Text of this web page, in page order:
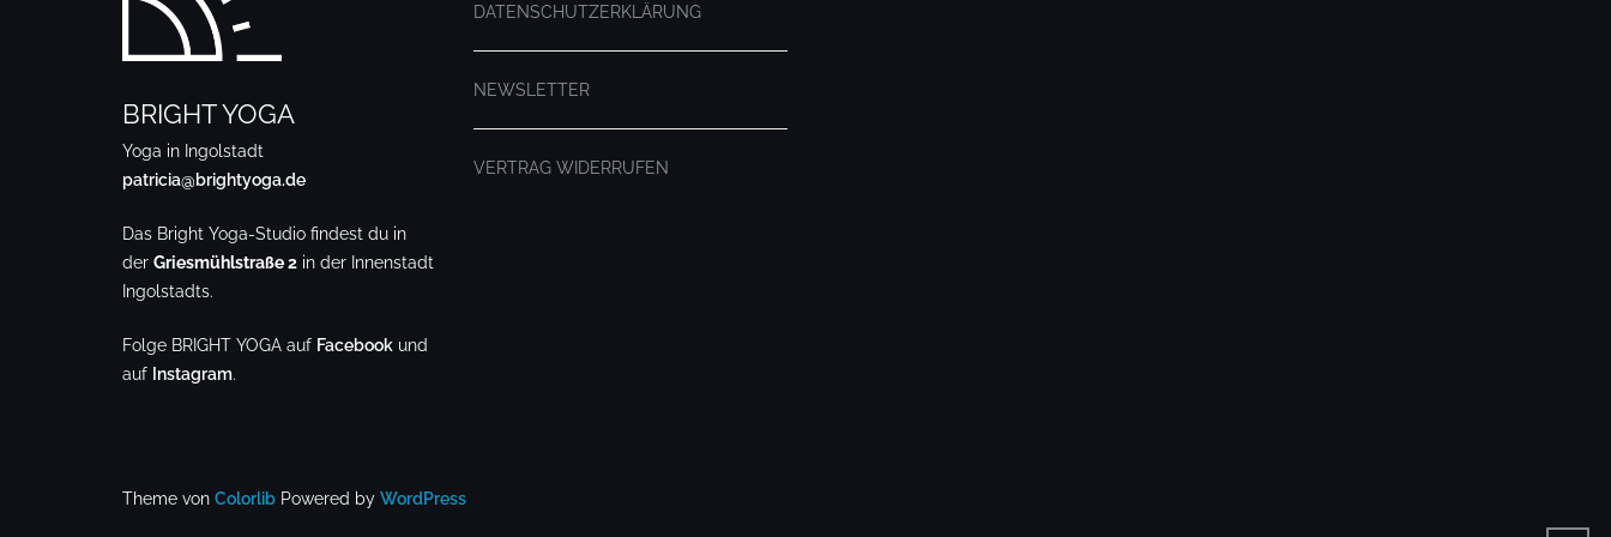
BRIGHT YOGA
Yoga in Ingolstadt
patricia@brightyoga.de
Das Bright Yoga-Studio findest du in
der Griesmühlstraße 2 in der Innenstadt
Ingolstadts.
Folge BRIGHT YOGA auf Facebook und
auf Instagram.
DATENSCHUTZERKLÄRUNG
NEWSLETTER
VERTRAG WIDERRUFEN
Theme von Colorlib Powered by WordPress